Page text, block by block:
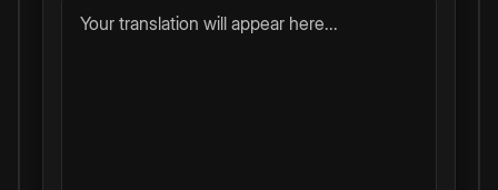
Your translation will appear here...